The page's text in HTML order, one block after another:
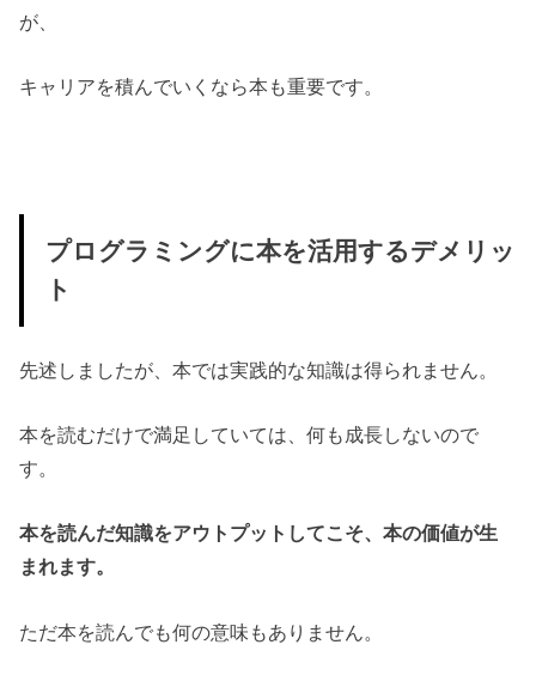
が、
キャリアを積んでいくなら本も重要です。
プログラミングに本を活用するデメリッ
ト
先述しましたが、本では実践的な知識は得られません。
本を読むだけで満足していては、何も成長しないので
す。
本を読んだ知識をアウトプットしてこそ、本の価値が生
まれます。
ただ本を読んでも何の意味もありません。